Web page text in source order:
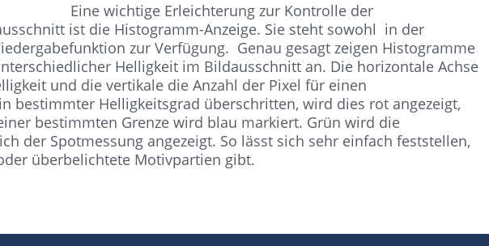
Eine wichtige Erleichterung zur Kontrolle der
ist die Histogramm-Anzeige. Sie steht sowohl in der
zur Verfügung. Genau gesagt zeigen Histogramme
Helligkeit im Bildausschnitt an. Die horizontale Achse
und die vertikale die Anzahl der Pixel für einen
bestimmter Helligkeitsgrad überschritten, wird dies rot angezeigt,
bestimmten Grenze wird blau markiert. Grün wird die
der Spotmessung angezeigt. So lässt sich sehr einfach feststellen,
überbelichtete Motivpartien gibt.